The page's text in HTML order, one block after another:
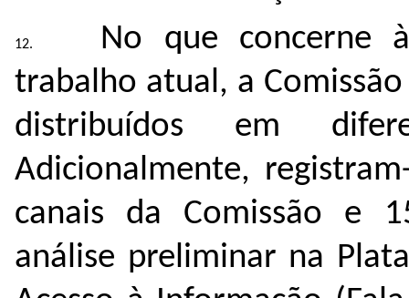
No que concerne
trabalho atual, a
distribuídos em
Adicionalmente,
canais da Comissão e
análise preliminar na